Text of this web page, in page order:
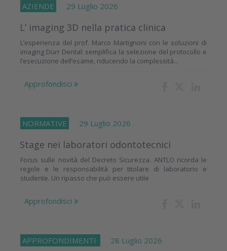
AZIENDE 29 Luglio 2026
L’ imaging 3D nella pratica clinica
L’esperienza del prof. Marco Martignoni con le soluzioni di
imaging Dürr Dental: semplifica la selezione del protocollo e
l’esecuzione dell’esame, riducendo la complessità...
Approfondisci
NORMATIVE 29 Luglio 2026
Stage nei laboratori odontotecnici
Focus sulle novità del Decreto Sicurezza. ANTLO ricorda le
regole e le responsabilità per titolare di laboratorio e
studente. Un ripasso che può essere utile
Approfondisci
APPROFONDIMENTI 28 Luglio 2026